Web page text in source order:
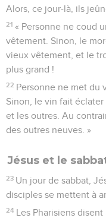
Alors, ce jour-là, ils
21 « Personne ne coud
vêtement. Sinon, le
vieux vêtement, et le
plus grand !
22 Personne ne met du
Sinon, le vin fait
et les outres. Au
des outres neuves. »
Jésus et le
23 Un jour de sabbat,
disciples se mettent à
24 Les Pharisiens